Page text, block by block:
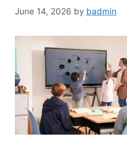
June 14, 2026 by badmin